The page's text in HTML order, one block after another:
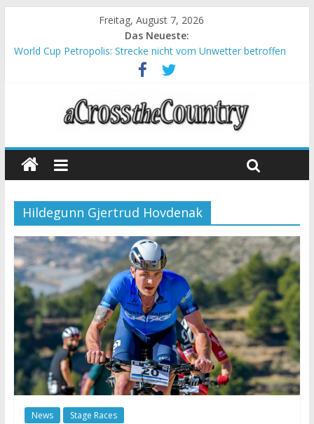
Freitag, August 7, 2026
Das Neueste:
World Cup Petropolis: Strecke nicht vom Unwetter betroffen
Krumbach und Obergessertshausen: Mountainbike-Bundesliga
Supercup Massi Banyoles: Siege für Carod und Richards
Halbzeit beim Andalucia Bike Race: Weltmeister Seewald führt
Chelva: Schweizer Doppelsieg beim ersten XCO-Rennen der
Hildegunn Gjertrud Hovdenak
News Stage Races